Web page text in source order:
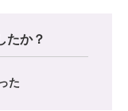
たか？
た